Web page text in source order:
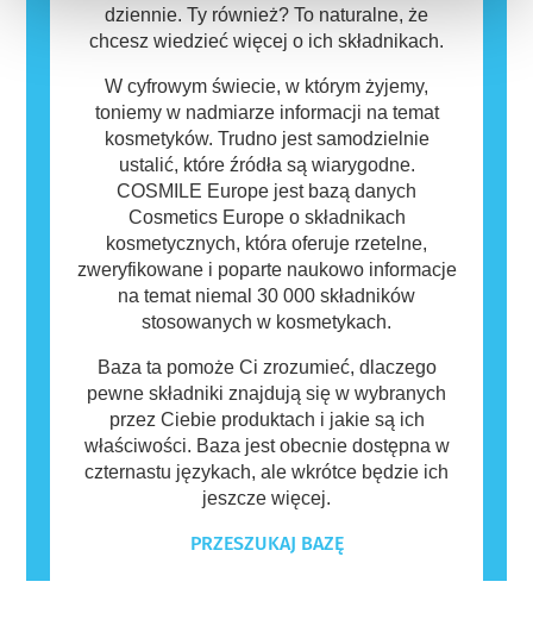
dziennie. Ty również? To naturalne, że
chcesz wiedzieć więcej o ich składnikach.
W cyfrowym świecie, w którym żyjemy,
toniemy w nadmiarze informacji na temat
kosmetyków. Trudno jest samodzielnie
ustalić, które źródła są wiarygodne.
COSMILE Europe jest bazą danych
Cosmetics Europe o składnikach
kosmetycznych, która oferuje rzetelne,
zweryfikowane i poparte naukowo informacje
na temat niemal 30 000 składników
stosowanych w kosmetykach.
Baza ta pomoże Ci zrozumieć, dlaczego
pewne składniki znajdują się w wybranych
przez Ciebie produktach i jakie są ich
właściwości. Baza jest obecnie dostępna w
czternastu językach, ale wkrótce będzie ich
jeszcze więcej.
PRZESZUKAJ BAZĘ